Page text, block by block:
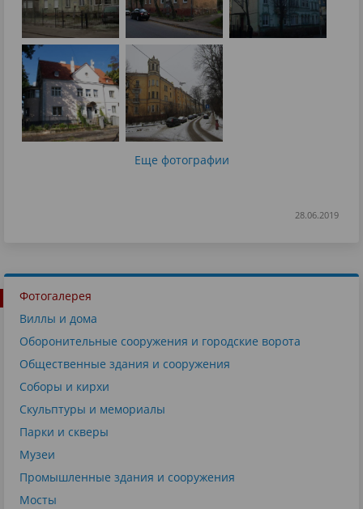
Еще фотографии
28.06.2019
Фотогалерея
Виллы и дома
Оборонительные сооружения и городские ворота
Общественные здания и сооружения
Соборы и кирхи
Скульптуры и мемориалы
Парки и скверы
Музеи
Промышленные здания и сооружения
Мосты